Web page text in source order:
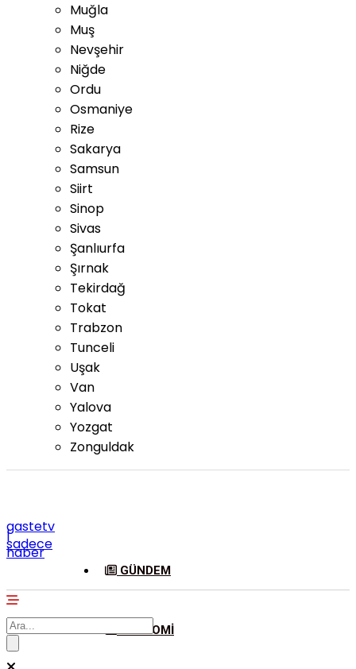
Muğla
Muş
Nevşehir
Niğde
Ordu
Osmaniye
Rize
Sakarya
Samsun
Siirt
Sinop
Sivas
Şanlıurfa
Şırnak
Tekirdağ
Tokat
Trabzon
Tunceli
Uşak
Van
Yalova
Yozgat
Zonguldak
gastetv
|
sadece
haber
GÜNDEM
EKONOMI